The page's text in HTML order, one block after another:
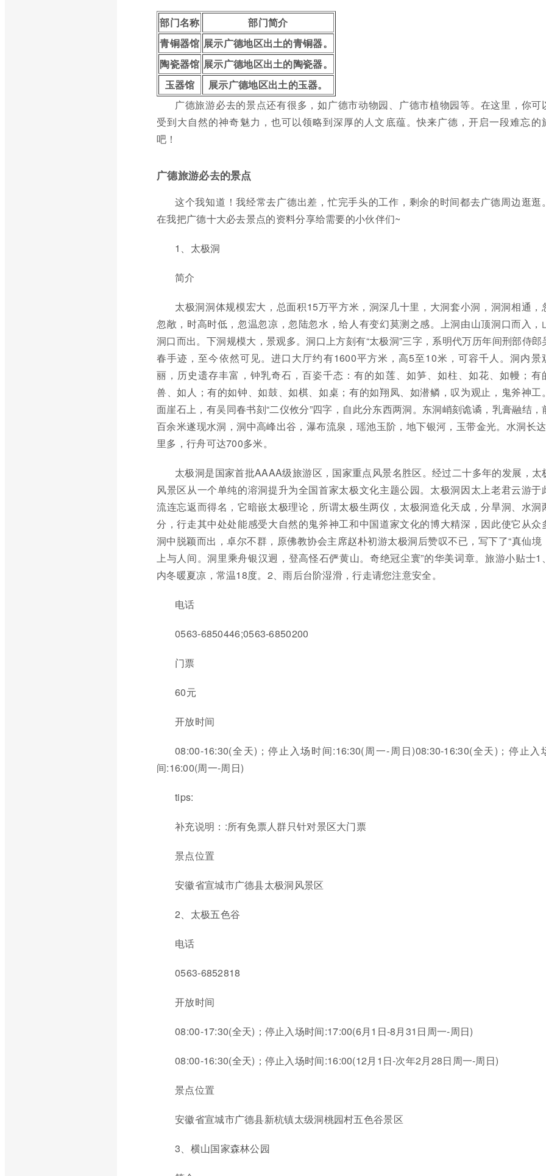
部门名称
部门简介
青铜器馆 展示广德地区出土的青铜器。
陶瓷器馆 展示广德地区出土的陶瓷器。
玉器馆
展示广德地区出土的玉器。
广德旅游必去的景点还有很多，如广德市动物园、广德市植物园等。在这里，你可
受到大自然的神奇魅力，也可以领略到深厚的人文底蕴。快来广德，开启一段难忘的
吧！
广德旅游必去的景点
这个我知道！我经常去广德出差，忙完手头的工作，剩余的时间都去广德周边逛逛
在我把广德十大必去景点的资料分享给需要的小伙伴们~
1、太极洞
简介
太极洞洞体规模宏大，总面积15万平方米，洞深几十里，大洞套小洞，洞洞相通，
忽敞，时高时低，忽温忽凉，忽陆忽水，给人有变幻莫测之感。上洞由山顶洞口而入，
洞口而出。下洞规模大，景观多。洞口上方刻有“太极洞”三字，系明代万历年间刑部侍郎
春手迹，至今依然可见。进口大厅约有1600平方米，高5至10米，可容千人。洞内景
丽，历史遗存丰富，钟乳奇石，百姿千态：有的如莲、如笋、如柱、如花、如幔；有
兽、如人；有的如钟、如鼓、如棋、如桌；有的如翔凤、如潜鳞，叹为观止，鬼斧神工
面崖石上，有吴同春书刻“二仪攸分”四字，自此分东西两洞。东洞峭刻诡谲，乳膏融结，
百余米遂现水洞，洞中高峰出谷，瀑布流泉，瑶池玉阶，地下银河，玉带金光。水洞长
里多，行舟可达700多米。
太极洞是国家首批AAAA级旅游区，国家重点风景名胜区。经过二十多年的发展，太
风景区从一个单纯的溶洞提升为全国首家太极文化主题公园。太极洞因太上老君云游于
流连忘返而得名，它暗嵌太极理论，所谓太极生两仪，太极洞造化天成，分旱洞、水洞
分，行走其中处处能感受大自然的鬼斧神工和中国道家文化的博大精深，因此使它从众
洞中脱颖而出，卓尔不群，原佛教协会主席赵朴初游太极洞后赞叹不已，写下了“真仙境
上与人间。洞里乘舟银汉迥，登高怪石俨黄山。奇绝冠尘寰”的华美词章。旅游小贴士1
内冬暖夏凉，常温18度。2、雨后台阶湿滑，行走请您注意安全。
电话
0563-6850446;0563-6850200
门票
60元
开放时间
08:00-16:30(全天)；停止入场时间:16:30(周一-周日)08:30-16:30(全天)；停止入
间:16:00(周一-周日)
tips:
补充说明：:所有免票人群只针对景区大门票
景点位置
安徽省宣城市广德县太极洞风景区
2、太极五色谷
电话
0563-6852818
开放时间
08:00-17:30(全天)；停止入场时间:17:00(6月1日-8月31日周一-周日)
08:00-16:30(全天)；停止入场时间:16:00(12月1日-次年2月28日周一-周日)
景点位置
安徽省宣城市广德县新杭镇太级洞桃园村五色谷景区
3、横山国家森林公园